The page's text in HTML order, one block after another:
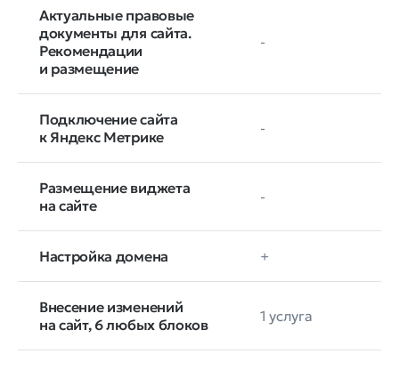
Актуальные правовые
документы для сайта.
Рекомендации
и размещение
-
Подключение сайта
к Яндекс Метрике
-
Размещение виджета
на сайте
-
Настройка домена +
Внесение изменений
на сайт, 6 любых блоков
1 услуга